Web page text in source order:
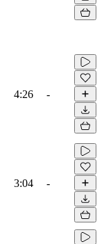
4:26 -
3:04 -